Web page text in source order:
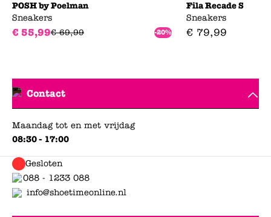
POSH by Poelman
Sneakers
€ 55,99€ 69,99 -20%
Fila Recade S
Sneakers
€ 79,99
Contact
Maandag tot en met vrijdag
08:30 - 17:00
Gesloten
088 - 1233 088
info@shoetimeonline.nl